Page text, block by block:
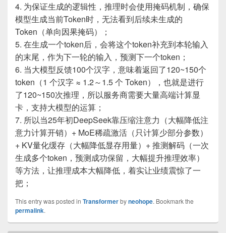
4. 为保证生成的逻辑性，推理时会使用掩码机制，确保
模型生成当前Token时，无法看到后续未生成的
Token（单向因果掩码）；
5. 在生成一个token后，会将这个token补充到本轮输入
的末尾，作为下一轮的输入，预测下一个token；
6. 当大模型反馈100个汉字，意味着返回了120~150个
token（1 个汉字 ≈ 1.2～1.5 个 Token），也就是进行
了120~150次推理，所以服务商需要大量高端计算显
卡，支持大模型的运算；
7. 所以当25年初DeepSeek靠压缩注意力（大幅降低注
意力计算开销）+ MoE稀疏激活（只计算少部分参数）
+ KV量化缓存（大幅降低显存用量）+ 推测解码（一次
生成多个token，预测成功保留，大幅提升推理效率）
等方法，让推理成本大幅降低，着实让业绩震惊了一
把；
This entry was posted in Transformerbyneohope. Bookmark the
permalink.